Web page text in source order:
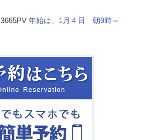
3665PV年始は、1月４日 朝9時～